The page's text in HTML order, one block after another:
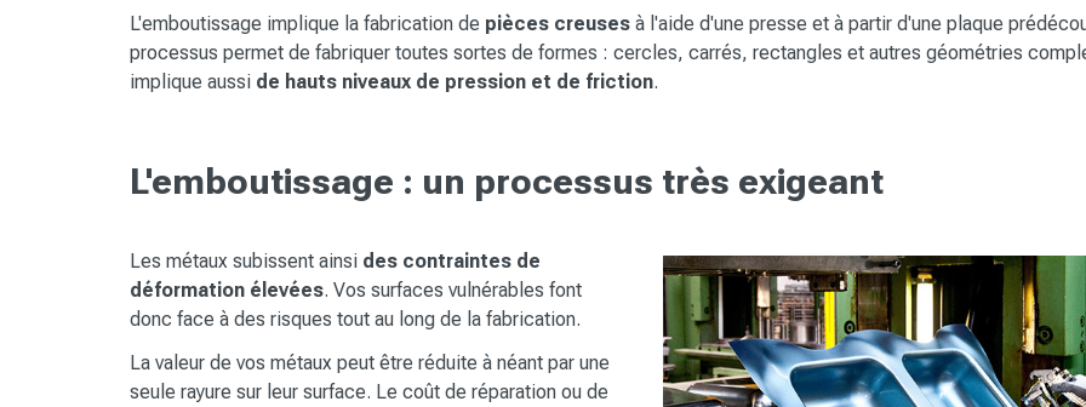
L'emboutissage implique la fabrication de pièces creuses à l'aide d'une presse et à partir d'une plaque
processus permet de fabriquer toutes sortes de formes : cercles, carrés, rectangles et autres géométries
implique aussi de hauts niveaux de pression et de friction.
L'emboutissage : un processus très exigeant
Les métaux subissent ainsi des contraintes de
déformation élevées. Vos surfaces vulnérables font
donc face à des risques tout au long de la fabrication.
La valeur de vos métaux peut être réduite à néant par une
seule rayure sur leur surface. Le coût de réparation ou de